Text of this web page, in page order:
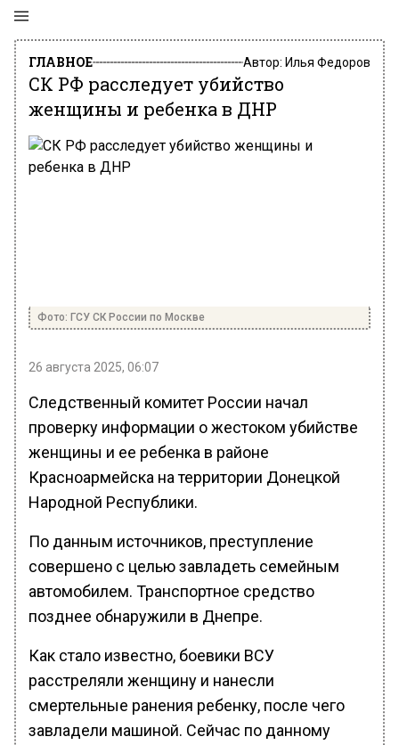
ГЛАВНОЕ Автор: Илья Федоров
СК РФ расследует убийство
женщины и ребенка в ДНР
Фото: ГСУ СК России по Москве
26 августа 2025, 06:07
Следственный комитет России начал
проверку информации о жестоком убийстве
женщины и ее ребенка в районе
Красноармейска на территории Донецкой
Народной Республики.
По данным источников, преступление
совершено с целью завладеть семейным
автомобилем. Транспортное средство
позднее обнаружили в Днепре.
Как стало известно, боевики ВСУ
расстреляли женщину и нанесли
смертельные ранения ребенку, после чего
завладели машиной. Сейчас по данному